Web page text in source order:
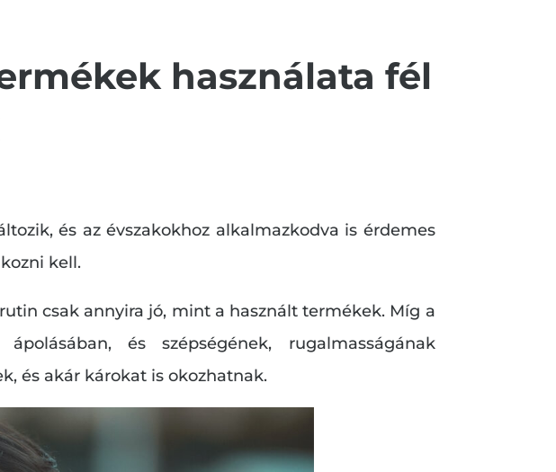
használata fél
és az évszakokhoz alkalmazkodva is érdemes
kell.
csak annyira jó, mint a használt termékek. Míg a
és szépségének, rugalmasságának
és akár károkat is okozhatnak.